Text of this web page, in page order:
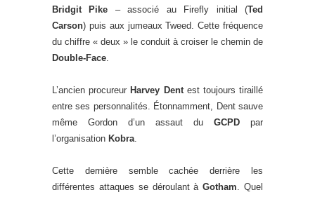
Bridgit Pike – associé au Firefly initial (Ted
Carson) puis aux jumeaux Tweed. Cette fréquence
du chiffre « deux » le conduit à croiser le chemin de
Double-Face.
L’ancien procureur Harvey Dentest toujours tiraillé
entre ses personnalités. Étonnamment, Dent sauve
même Gordon d’un assaut du GCPD par
l’organisation Kobra.
Cette dernière semble cachée derrière les
différentes attaques se déroulant àGotham. Quel